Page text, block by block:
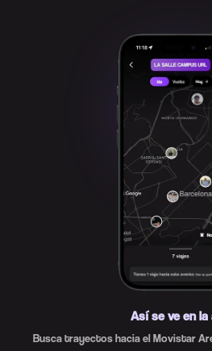
Así se ve en la
Busca trayectos hacia el Movistar